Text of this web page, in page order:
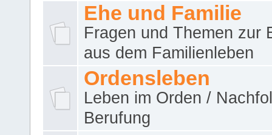
Ehe und Familie
Fragen und Themen zur
aus dem Familienleben
Ordensleben
Leben im Orden /
Berufung